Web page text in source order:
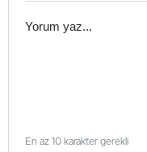
En az 10 karakter gerekli